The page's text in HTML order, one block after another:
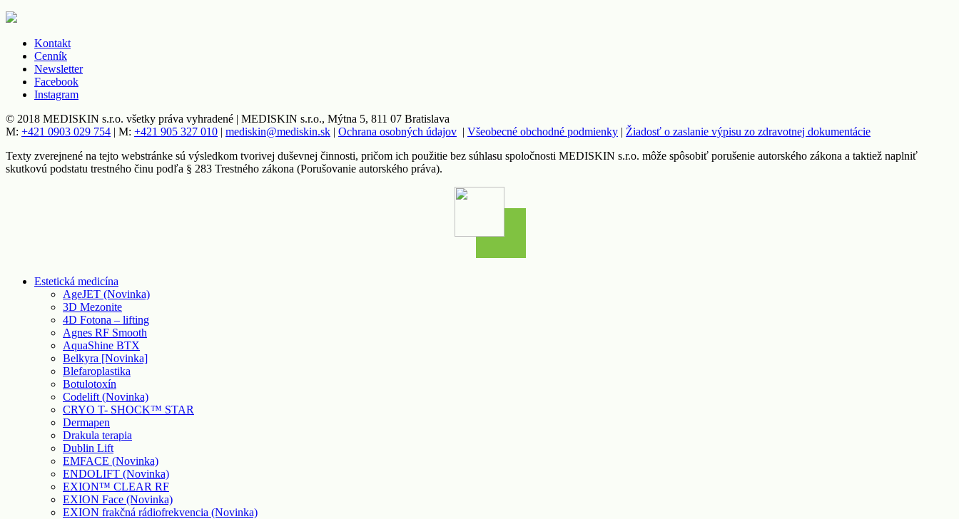
Kontakt
Cenník
Newsletter
Facebook
Instagram
© 2018 MEDISKIN s.r.o. všetky práva vyhradené | MEDISKIN s.r.o., Mýtna 5, 811 07 Bratislava
M: +421 0903 029 754 | M: +421 905 327 010 | mediskin@mediskin.sk | Ochrana osobných údajov | Všeobecné obchodné podmienky | Žiadosť o zaslanie výpisu zo zdravotnej dokumentácie
Texty zverejnené na tejto webstránke sú výsledkom tvorivej duševnej činnosti, pričom ich použitie bez súhlasu spoločnosti MEDISKIN s.r.o. môže spôsobiť porušenie autorského zákona a taktiež naplniť
skutkovú podstatu trestného činu podľa § 283 Trestného zákona (Porušovanie autorského práva).
Estetická medicína
AgeJET (Novinka)
3D Mezonite
4D Fotona – lifting
Agnes RF Smooth
AquaShine BTX
Belkyra [Novinka]
Blefaroplastika
Botulotoxín
Codelift (Novinka)
CRYO T- SHOCK™ STAR
Dermapen
Drakula terapia
Dublin Lift
EMFACE (Novinka)
ENDOLIFT (Novinka)
EXION™ CLEAR RF
EXION Face (Novinka)
EXION frakčná rádiofrekvencia (Novinka)